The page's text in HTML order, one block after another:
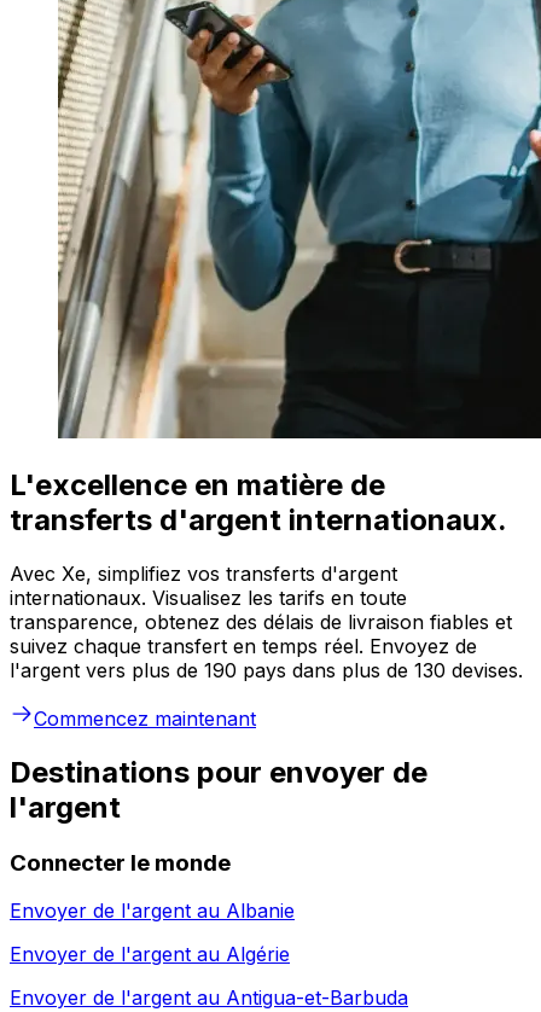
L'excellence en matière de
transferts d'argent internationaux.
Avec Xe, simplifiez vos transferts d'argent
internationaux. Visualisez les tarifs en toute
transparence, obtenez des délais de livraison fiables et
suivez chaque transfert en temps réel. Envoyez de
l'argent vers plus de 190 pays dans plus de 130 devises.
Commencez maintenant
Destinations pour envoyer de
l'argent
Connecter le monde
Envoyer de l'argent au Albanie
Envoyer de l'argent au Algérie
Envoyer de l'argent au Antigua-et-Barbuda